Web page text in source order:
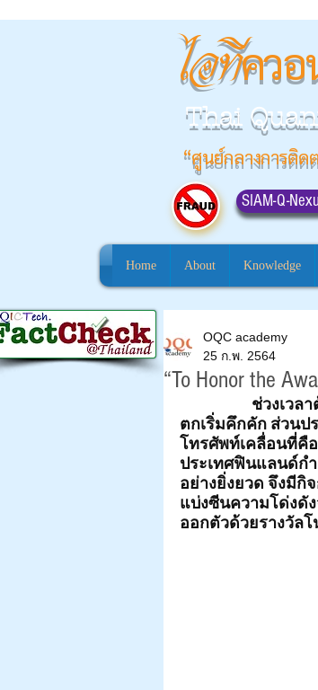
ไอทีคว
Thai
“ศูนย์กลางการติด
SIAM-Q-
Home About Knowledge
“To Honor the
OQC academy
25 ก.พ. 2564
ช่วงเวล
ตกเริ่มคึกคัก ส่วนป
โทรศัพท์เคลื่อนที่คื
ประเทศฟินแลนด์กำ
อย่างยิ่งยวด จึงมีกิ
แบ่งซีนความโด่งดั
ออกตัวด้วยรางวัล